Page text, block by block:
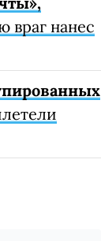
враг нанес